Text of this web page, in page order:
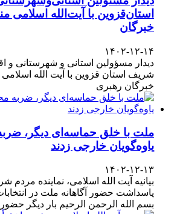
استان‌قزوین با آیت‌الله‌
خبرگان
۱۴۰۲-۱۲-۱۴
دیدار مسؤولین استانی و شهرستانی و
شریف استان قزوین با آیت الله
خبرگان رهبری
ملت با خلق حماسه‌ای دیگر،
یاوه‌گویان خارجی زدند
۱۴۰۲-۱۲-۱۳
بیانیه آیت الله اسلامی، نماینده مردم
بسم الله الرحمن الرحیم بار دیگر